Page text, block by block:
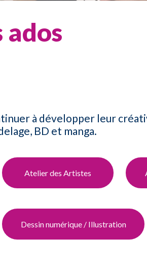
à développer leur
BD et manga.​
Atelier des Artistes
Dessin numérique / Illustration